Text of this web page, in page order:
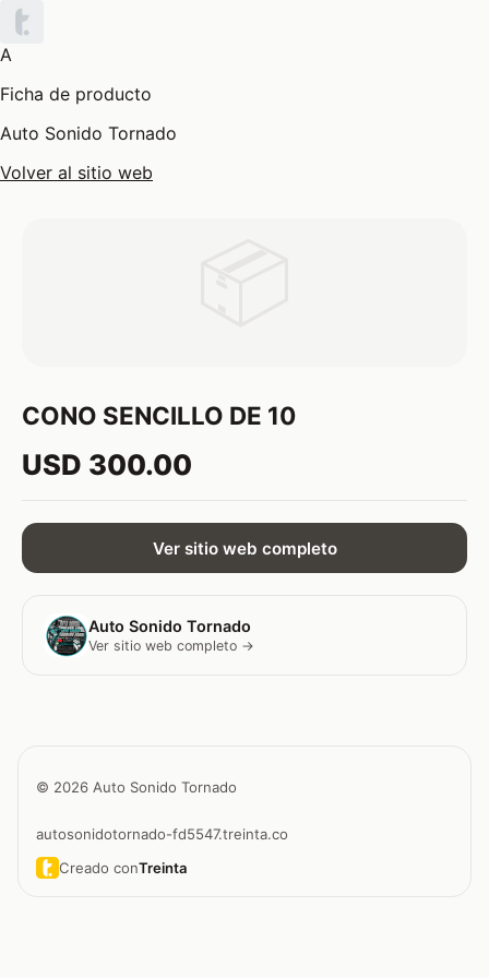
A
Ficha de producto
Auto Sonido Tornado
Volver al sitio web
CONO SENCILLO DE 10
USD 300.00
Ver sitio web completo
Auto Sonido Tornado
Ver sitio web completo →
© 2026 Auto Sonido Tornado
autosonidotornado-fd5547.treinta.co
Creado conTreinta